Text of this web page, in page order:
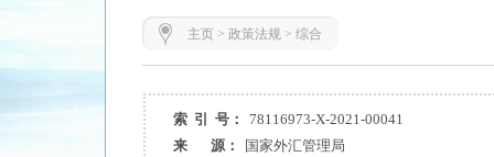
主页> 政策法规> 综合
索 引 号：
78116973-X-2021-00041
来 源：
国家外汇管理局